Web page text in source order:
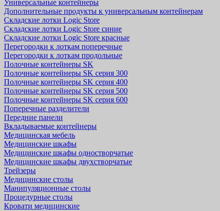
Универсальные контейнеры
Дополнительные продукты к универсальным контейнерам
Складские лотки Logic Store
Складские лотки Logic Store синие
Складские лотки Logic Store красные
Перегородки к лоткам поперечные
Перегородки к лоткам продольные
Полочные контейнеры SK
Полочные контейнеры SK серия 300
Полочные контейнеры SK серия 400
Полочные контейнеры SK серия 500
Полочные контейнеры SK серия 600
Поперечные разделители
Передние панели
Вкладываемые контейнеры
Медицинская мебель
Медицинские шкафы
Медицинские шкафы одностворчатые
Медицинские шкафы двухстворчатые
Трейзеры
Медицинские столы
Манипуляционные столы
Процедурные столы
Кровати медицинские